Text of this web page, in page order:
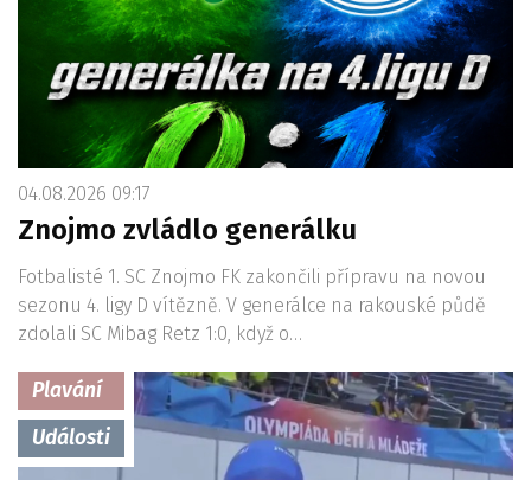
04.08.2026 09:17
Znojmo zvládlo generálku
Fotbalisté 1. SC Znojmo FK zakončili přípravu na novou
sezonu 4. ligy D vítězně. V generálce na rakouské půdě
zdolali SC Mibag Retz 1:0, když o…
Plavání
Události